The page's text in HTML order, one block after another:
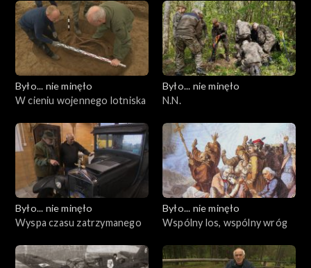
Było... nie minęło
W cieniu wojennego lotniska
Było... nie minęło
N.N.
Było... nie minęło
Wyspa czasu zatrzymanego
Było... nie minęło
Wspólny los, wspólny wróg